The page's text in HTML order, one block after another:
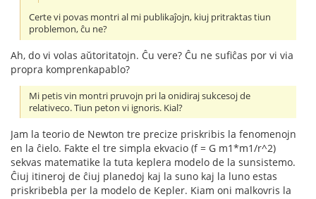
Certe vi povas montri al mi publikaĵojn, kiuj pritraktas tiun
problemon, ĉu ne?
Ah, do vi volas aŭtoritatojn. Ĉu vere? Ĉu ne sufiĉas por vi via
propra komprenkapablo?
Mi petis vin montri pruvojn pri la onidiraj sukcesoj de
relativeco. Tiun peton vi ignoris. Kial?
Jam la teorio de Newton tre precize priskribis la fenomenojn
en la ĉielo. Fakte el tre simpla ekvacio (f = G m1*m1/r^2)
sekvas matematike la tuta keplera modelo de la sunsistemo.
Ĉiuj itineroj de ĉiuj planedoj kaj la suno kaj la luno estas
priskribebla per la modelo de Kepler. Kiam oni malkovris la